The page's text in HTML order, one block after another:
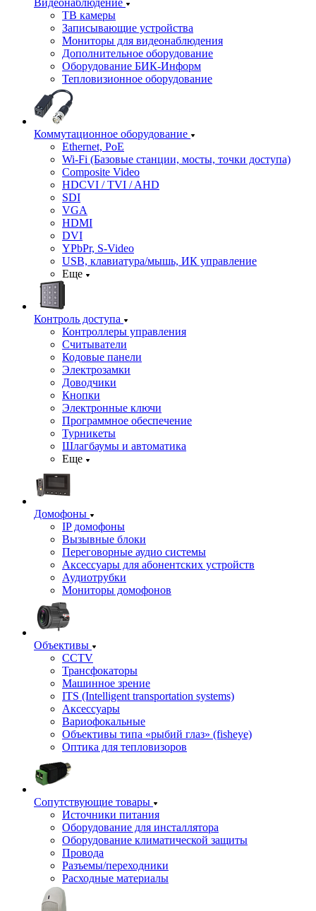
Видеонаблюдение
ТВ камеры
Записывающие устройства
Мониторы для видеонаблюдения
Дополнительное оборудование
Оборудование БИК-Информ
Тепловизионное оборудование
Коммутационное оборудование
Ethernet, PoE
Wi-Fi (Базовые станции, мосты, точки доступа)
Composite Video
HDCVI / TVI / AHD
SDI
VGA
HDMI
DVI
YPbPr, S-Video
USB, клавиатура/мышь, ИК управление
Еще
Контроль доступа
Контроллеры управления
Считыватели
Кодовые панели
Электрозамки
Доводчики
Кнопки
Электронные ключи
Программное обеспечение
Турникеты
Шлагбаумы и автоматика
Еще
Домофоны
IP домофоны
Вызывные блоки
Переговорные аудио системы
Аксессуары для абонентских устройств
Аудиотрубки
Мониторы домофонов
Объективы
CCTV
Трансфокаторы
Машинное зрение
ITS (Intelligent transportation systems)
Аксессуары
Вариофокальные
Объективы типа «рыбий глаз» (fisheye)
Оптика для тепловизоров
Сопутствующие товары
Источники питания
Оборудование для инсталлятора
Оборудование климатической защиты
Провода
Разъемы/переходники
Расходные материалы